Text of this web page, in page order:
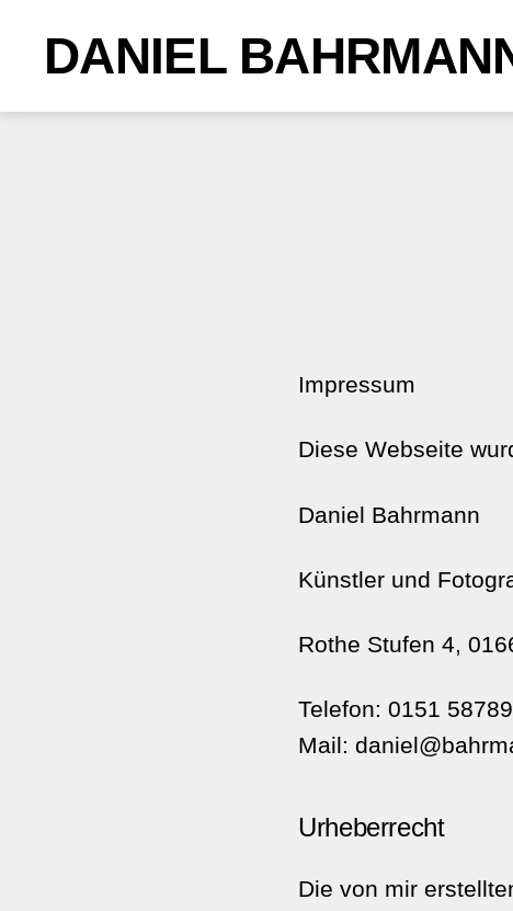
DANIEL
Impressum
Diese Webseite
Daniel Bahrmann
Künstler und
Rothe Stufen 4,
Telefon: 0151
Mail:
Urheberrecht
Die von mir